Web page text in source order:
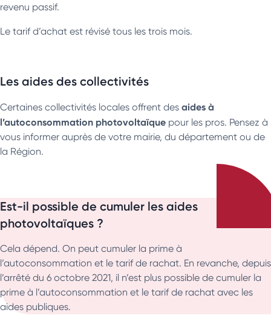
revenu passif.
Le tarif d’achat est révisé tous les trois mois.
Les aides des collectivités
Certaines collectivités locales offrent des aides à
l’autoconsommation photovoltaïque pour les pros. Pensez à
vous informer auprès de votre mairie, du département ou de
la Région.
Est-il possible de cumuler les aides
photovoltaïques ?
Cela dépend. On peut cumuler la prime à
l’autoconsommation et le tarif de rachat. En revanche, depuis
l’arrêté du 6 octobre 2021, il n’est plus possible de cumuler la
prime à l’autoconsommation et le tarif de rachat avec les
aides publiques.